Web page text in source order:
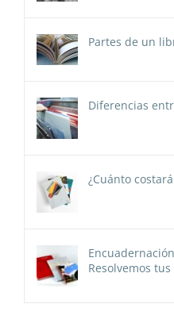
Partes de un
Diferencias
¿Cuánto
Resolvemos